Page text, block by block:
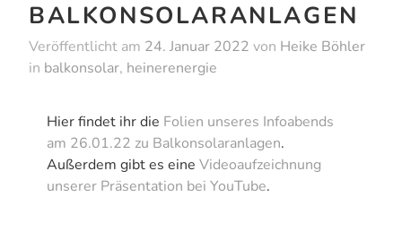
BALKONSOLARANLAGEN
Veröffentlicht am 24. Januar 2022 von Heike Böhler
in balkonsolar, heinerenergie
Hier findet ihr die Folien unseres Infoabends
am 26.01.22 zu Balkonsolaranlagen.
Außerdem gibt es eine Videoaufzeichnung
unserer Präsentation bei YouTube.